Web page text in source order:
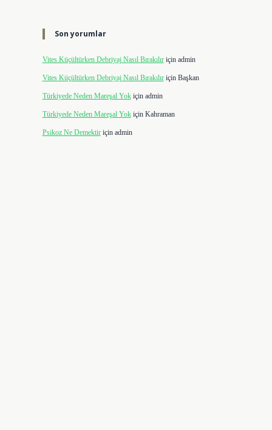
Son yorumlar
Vites Küçültürken Debriyaj Nasıl Bırakılıriçin admin
Vites Küçültürken Debriyaj Nasıl Bırakılıriçin Başkan
Türkiyede Neden Mareşal Yokiçin admin
Türkiyede Neden Mareşal Yokiçin Kahraman
Psikoz Ne Demektiriçin admin